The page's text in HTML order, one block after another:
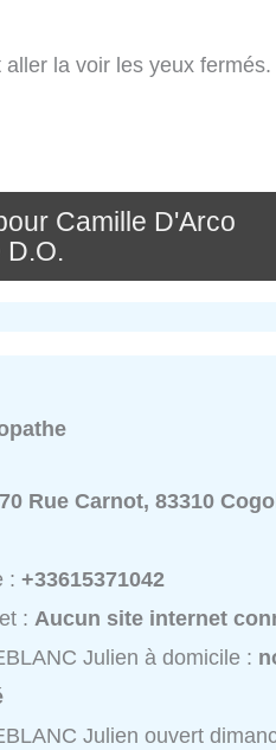
la voir les yeux fermés.
Camille D'Arco
D.O.
70 Rue Carnot, 83310
:+33615371042
:Aucun site internet
Julien à domicile :
Julien ouvert